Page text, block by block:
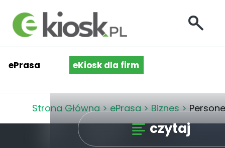
ePrasa eKiosk dla firm
Strona Główna > ePrasa > Biznes >
czytaj